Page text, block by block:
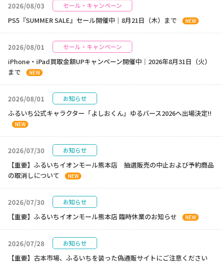
2026/08/03 セール・キャンペーン
PS5『SUMMER SALE』セール開催中｜8月21日（木）まで NEW
2026/08/01 セール・キャンペーン
iPhone・iPad買取金額UPキャンペーン開催中｜2026年8月31日（火）
まで
NEW
2026/08/01 お知らせ
ふるいち公式キャラクター「よしおくん」ゆるバース2026へ出場決定!!
NEW
2026/07/30 お知らせ
【重要】ふるいちイオンモール熊本店 抽選販売の中止および予約商品
の取消しについて
NEW
2026/07/30 お知らせ
【重要】ふるいちイオンモール熊本店 臨時休業のお知らせ NEW
2026/07/28 お知らせ
【重要】古本市場、ふるいちを装った偽通販サイトにご注意ください